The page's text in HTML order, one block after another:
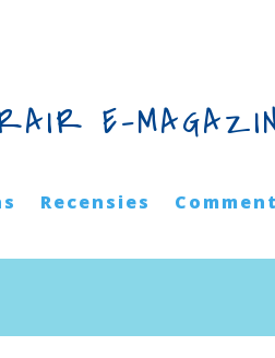
E-
Recensies